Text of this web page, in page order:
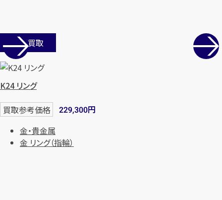
店舗買取
K24 リング
買取参考価格 229,300円
金・貴金属
金 リング（指輪）